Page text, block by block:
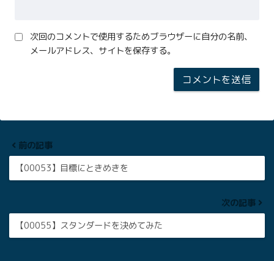
次回のコメントで使用するためブラウザーに自分の名前、
メールアドレス、サイトを保存する。
前の記事
【00053】目標にときめきを
次の記事
【00055】スタンダードを決めてみた